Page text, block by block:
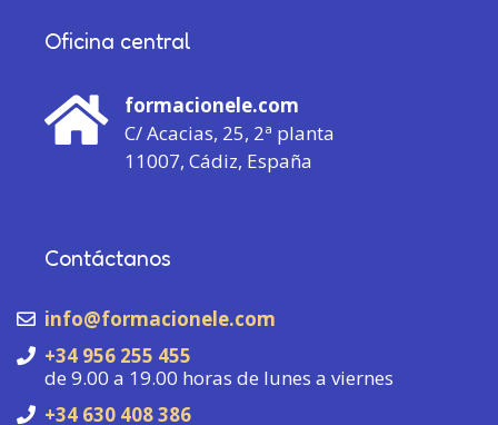
Oficina central
formacionele.com
C/ Acacias, 25, 2ª planta
11007, Cádiz, España
Contáctanos
info@formacionele.com
+34 956 255 455
de 9.00 a 19.00 horas de lunes a viernes
+34 630 408 386